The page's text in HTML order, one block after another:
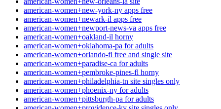
american-women+new-york-ny apps free
american-women+newark-il apps free
american-women+newport-news-va apps free
american-women+oakland-il horny
american-women+oklahoma-pa for adults
american-women+orlando-fl free and single site
american-women+paradise-ca for adults
american-women+pembroke-pines-fl horny
american-women+philadelphia-tn site singles only
american-women+phoenix-ny for adults
american-women+pittsburgh-pa for adults